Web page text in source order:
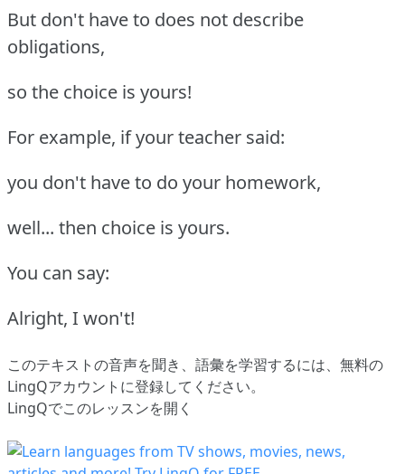
But don't have to does not describe
obligations,
so the choice is yours!
For example, if your teacher said:
you don't have to do your homework,
well... then choice is yours.
You can say:
Alright, I won't!
このテキストの音声を聞き、語彙を学習するには、 無料の
LingQアカウントに登録してください。
LingQでこのレッスンを開く